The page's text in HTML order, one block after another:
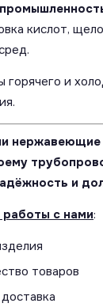
кислот,
горячего и
и
с нами:
товаров